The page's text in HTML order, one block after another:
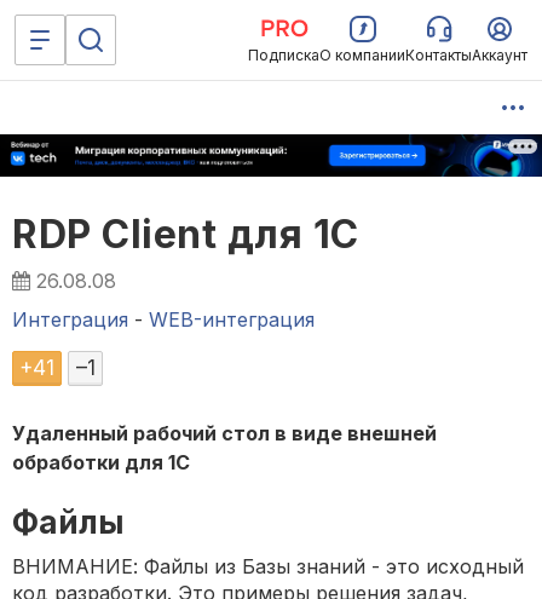
ПодпискаО компанииКонтактыАккаунт
RDP Client для 1С
26.08.08
Интеграция - WEB-интеграция
+41 –1
Удаленный рабочий стол в виде внешней
обработки для 1С
Файлы
ВНИМАНИЕ: Файлы из Базы знаний - это исходный
код разработки. Это примеры решения задач,